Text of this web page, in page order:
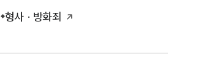
형사 · 방화죄